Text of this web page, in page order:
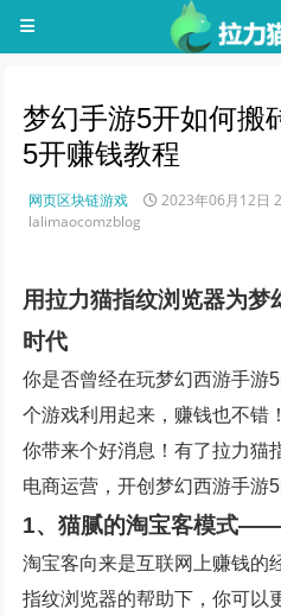
梦幻手游5开如何搬
5开赚钱教程
网页区块链游戏 2023年06月12日
lalimaocomzblog
用拉力猫指纹浏览器为梦
时代
你是否曾经在玩梦幻西游手游
个游戏利用起来，赚钱也不错
你带来个好消息！有了拉力猫
电商运营，开创梦幻西游手游5
1、猫腻的淘宝客模式
淘宝客向来是互联网上赚钱的
指纹浏览器的帮助下，你可以